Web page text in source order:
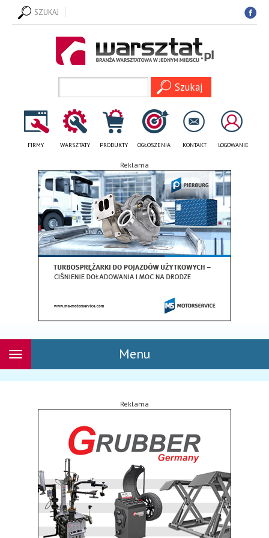
SZUKAJ
FIRMY WARSZTATY PRODUKTY OGŁOSZENIA KONTAKT LOGOWANIE
Reklama
Menu
Rozwiń
Reklama